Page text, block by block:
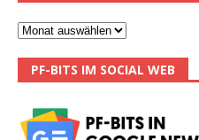
PF-BITS IM SOCIAL WEB